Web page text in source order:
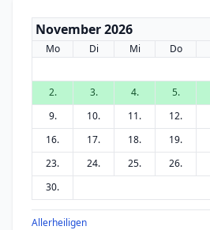
November 2026
Mo Di Mi Do
2.
3. 4. 5.
9.
10. 11. 12.
16.
17. 18. 19.
23.
24. 25. 26.
30.
Allerheiligen